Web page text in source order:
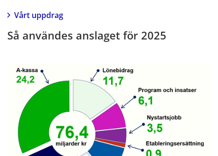
Vårt uppdrag
Så användes anslaget för 2025